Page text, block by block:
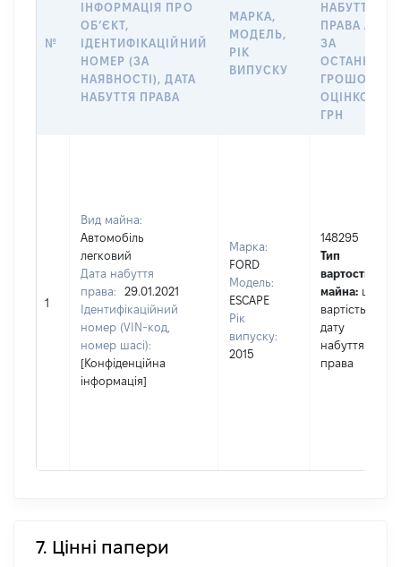
№
ІНФОРМАЦІЯ ПРО
ОБʼЄКТ,
ІДЕНТИФІКАЦІЙНИЙ
НОМЕР (ЗА
НАЯВНОСТІ), ДАТА
НАБУТТЯ ПРАВА
МАРКА,
МОДЕЛЬ,
РІК
ВИПУСКУ
НАБУТТЯ
ПРАВА АБО
ЗА
ГРОШОВОЮ
ОЦІНКОЮ,
ГРН
1
Вид майна:
Автомобіль
легковий
Дата набуття
права:
29.01.2021
Ідентифікаційний
номер (VIN-код,
номер шасі):
[Конфіденційна
інформація]
Марка:
FORD
Модель:
ESCAPE
Рік
випуску:
2015
148295
Тип
вартості
майна: це
вартість на
дату
набуття
права
7. Цінні папери